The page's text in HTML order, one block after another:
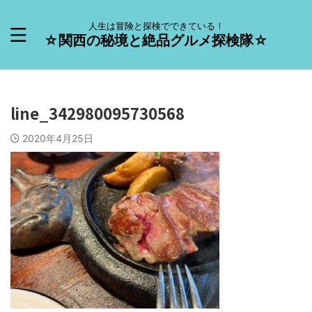
人生は冒険と探検でできている！
☆関西の秘境と絶品グルメ探検隊☆
line_342980095730568
2020年4月25日